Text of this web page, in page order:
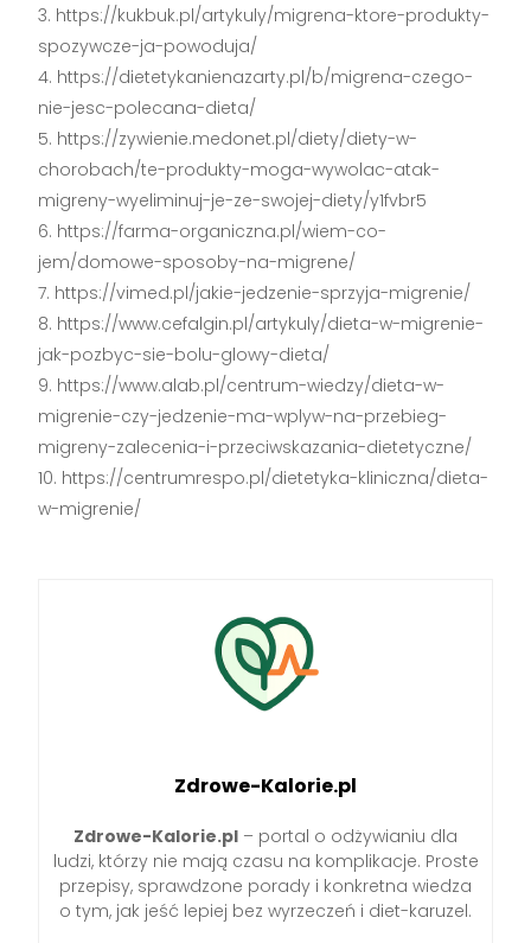
https://kukbuk.pl/artykuly/migrena-ktore-produkty-
spozywcze-ja-powoduja/
https://dietetykanienazarty.pl/b/migrena-czego-
nie-jesc-polecana-dieta/
https://zywienie.medonet.pl/diety/diety-w-
chorobach/te-produkty-moga-wywolac-atak-
migreny-wyeliminuj-je-ze-swojej-diety/y1fvbr5
https://farma-organiczna.pl/wiem-co-
jem/domowe-sposoby-na-migrene/
https://vimed.pl/jakie-jedzenie-sprzyja-migrenie/
https://www.cefalgin.pl/artykuly/dieta-w-migrenie-
jak-pozbyc-sie-bolu-glowy-dieta/
https://www.alab.pl/centrum-wiedzy/dieta-w-
migrenie-czy-jedzenie-ma-wplyw-na-przebieg-
migreny-zalecenia-i-przeciwskazania-dietetyczne/
https://centrumrespo.pl/dietetyka-kliniczna/dieta-
w-migrenie/
Zdrowe-Kalorie.pl
Zdrowe-Kalorie.pl – portal o odżywianiu dla
ludzi, którzy nie mają czasu na komplikacje. Proste
przepisy, sprawdzone porady i konkretna wiedza
o tym, jak jeść lepiej bez wyrzeczeń i diet-karuzel.